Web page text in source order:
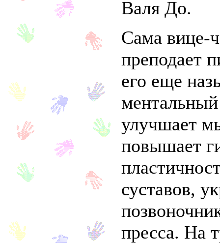
Валя До.
Сама вице-
преподает
его еще
улучшает
повышает
суставов,
пресса. На